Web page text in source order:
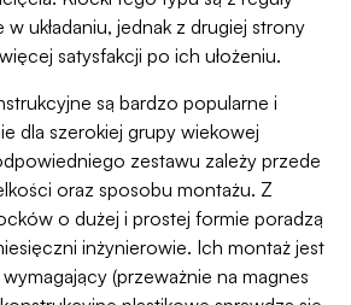
układaniu, jednak z drugiej strony
satysfakcji po ich ułożeniu.
są bardzo popularne i
dla szerokiej grupy wiekowej
zestawu zależy przede
oraz sposobu montażu. Z
o dużej i prostej formie poradzą
inżynierowie. Ich montaż jest
(przeważnie na magnes